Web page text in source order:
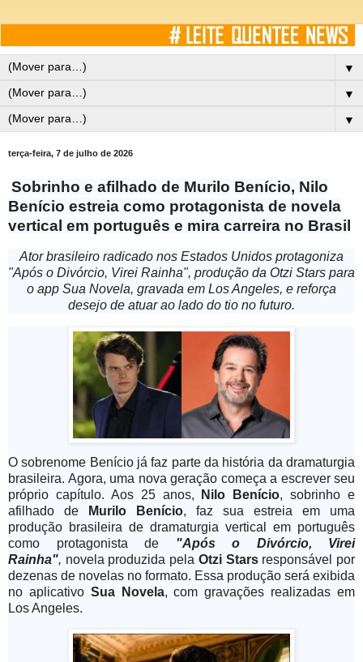
▼
▼
▼
terça-feira, 7 de julho de 2026
Sobrinho e afilhado de Murilo Benício, Nilo
Benício estreia como protagonista de novela
vertical em português e mira carreira no Brasil
Ator brasileiro radicado nos Estados Unidos protagoniza
"Após o Divórcio, Virei Rainha", produção da Otzi Stars para
o app Sua Novela, gravada em Los Angeles, e reforça
desejo de atuar ao lado do tio no futuro.
O sobrenome Benício já faz parte da história da dramaturgia
brasileira. Agora, uma nova geração começa a escrever seu
próprio capítulo. Aos 25 anos,
Nilo Benício, sobrinho e
afilhado de
Murilo Benício, faz sua estreia em uma
produção brasileira de dramaturgia vertical em português
como protagonista de "Após o Divórcio, Virei
Rainha", novela produzida pela Otzi Starsresponsável por
dezenas de novelas no formato. Essa produção será exibida
no aplicativo Sua Novela, com gravações realizadas em
Los Angeles.